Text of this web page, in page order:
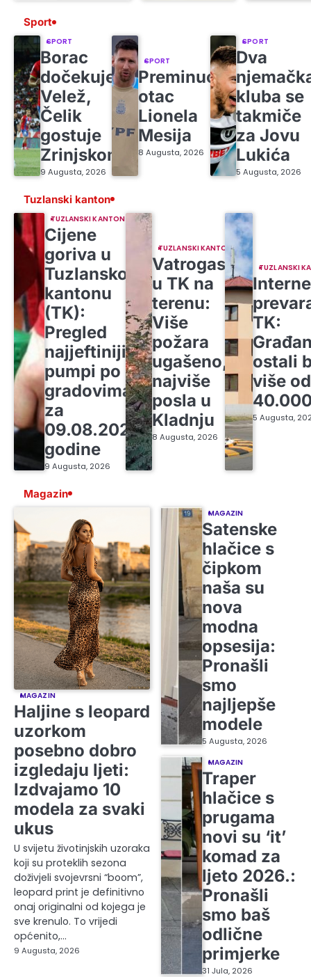
Sport
SPORT
Borac
dočekuje
Velež,
Čelik
gostuje
Zrinjskom
9 Augusta, 2026
SPORT
Preminuo
otac
Lionela
Mesija
8 Augusta, 2026
SPORT
Dva
kluba se
takmiče
za Jovu
Lukića
5 Augusta, 2026
Tuzlanski kanton
TUZLANSKI KANTON
Cijene
goriva u
Tuzlanskom
kantonu
(TK):
Pregled
najjeftinijih
pumpi po
gradovima
za
09.08.2026.
godine
9 Augusta, 2026
TUZLANSKI KANTON
Vatrogasci
u TK na
terenu:
Više
požara
ugašeno,
najviše
posla u
Kladnju
8 Augusta, 2026
TUZLANSKI
TK:
ostali
više od
5 Augusta,
Magazin
MAGAZIN
Haljine s leopard
uzorkom
posebno dobro
izgledaju ljeti:
Izdvajamo 10
modela za svaki
ukus
U svijetu životinjskih uzoraka
koji su proteklih sezona
doživjeli svojevrsni “boom”,
leopard print je definitivno
onaj originalni od kojega je
sve krenulo. To vrijedi
općenito,…
9 Augusta, 2026
MAGAZIN
Satenske
hlačice s
čipkom
naša su
nova
modna
opsesija:
Pronašli
smo
najljepše
modele
5 Augusta, 2026
MAGAZIN
Traper
hlačice s
prugama
novi su ‘it’
komad za
ljeto 2026.:
Pronašli
smo baš
odlične
primjerke
31 Jula, 2026